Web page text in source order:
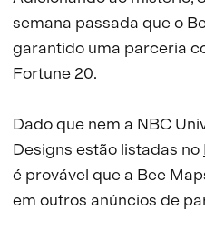
semana passada que o
garantido uma parceria
Fortune 20.
Dado que nem a NBC
Designs estão listadas no
é provável que a Bee
em outros anúncios de